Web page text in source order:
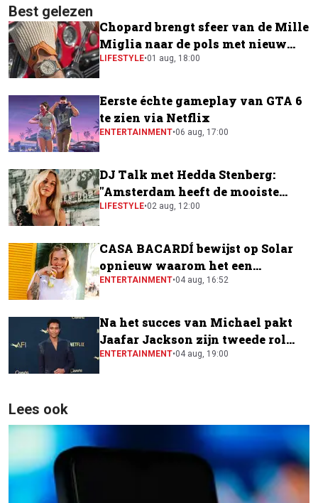
Best gelezen
Chopard brengt sfeer van de Mille
Miglia naar de pols met nieuw
horloge
LIFESTYLE•01 aug, 18:00
Eerste échte gameplay van GTA 6
te zien via Netflix
ENTERTAINMENT•06 aug, 17:00
DJ Talk met Hedda Stenberg:
"Amsterdam heeft de mooiste
festivalscene van Europa"
LIFESTYLE•02 aug, 12:00
CASA BACARDÍ bewijst op Solar
opnieuw waarom het een
festivalfavoriet is
ENTERTAINMENT•04 aug, 16:52
Na het succes van Michael pakt
Jaafar Jackson zijn tweede rol
naast Will Smith
ENTERTAINMENT•04 aug, 19:00
Lees ook